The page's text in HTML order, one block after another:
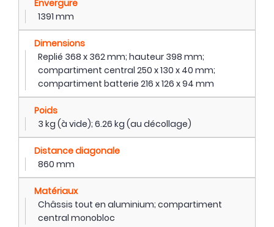
Envergure
1391 mm
Dimensions
Replié 368 x 362 mm; hauteur 398 mm;
compartiment central 250 x 130 x 40 mm;
compartiment batterie 216 x 126 x 94 mm
Poids
3 kg (à vide); 6.26 kg (au décollage)
Distance diagonale
860 mm
Matériaux
Châssis tout en aluminium; compartiment
central monobloc